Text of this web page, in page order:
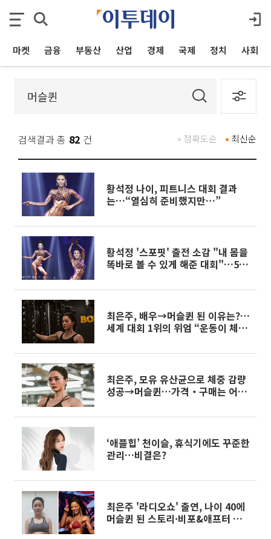
마켓 금융 부동산 산업 경제 국제 정치 사회
검색결과 총 82 건 최신순
정확도순
황석정 나이, 피트니스 대회 결과
는…“열심히 준비했지만…”
황석정 '스포핏' 출전 소감 "내 몸을
똑바로 볼 수 있게 해준 대회"…50
최은주, 배우→머슬퀸 된 이유는?…
세계 대회 1위의 위엄 “운동이 체질
최은주, 모유 유산균으로 체중 감량
성공→머슬퀸…가격‧구매는 어디
‘애플힙’ 천이슬, 휴식기에도 꾸준한
관리…비결은?
최은주 '라디오쇼' 출연, 나이 40에
머슬퀸 된 스토리·비포&애프터 사